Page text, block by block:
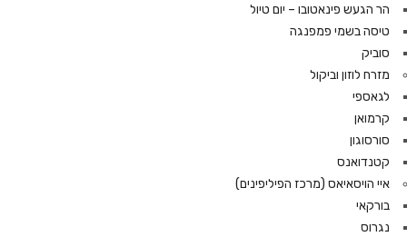
הר הגעש פינאטובו – יום טיול
טיסה בשמי פמפנגה
סוביק
מזרח לוזון וביקול
לגאספי
קרמואן
סורסוגון
קטנדואנס
איי הויסאיאס (מרכז הפיליפינים)
בורקאי
נגרוס